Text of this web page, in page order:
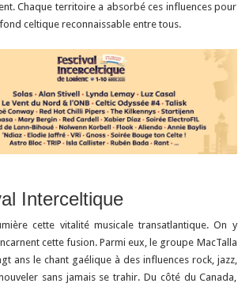
Chaque territoire a absorbé ces influences pour
celtique reconnaissable entre tous.
Interceltique
cette vitalité musicale transatlantique. On y
cette fusion. Parmi eux, le groupe MacTalla
ans le chant gaélique à des influences rock, jazz,
sans jamais se trahir. Du côté du Canada,